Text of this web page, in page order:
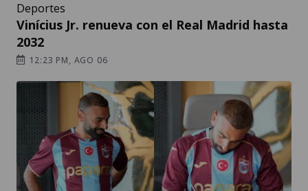
Deportes
Vinícius Jr. renueva con el Real Madrid hasta
2032
12:23 PM, AGO 06